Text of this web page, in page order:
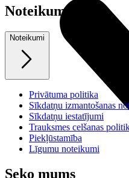
Noteikumi
Noteikumi
Privātuma politika
Sīkdatņu izmantošanas
Sīkdatņu iestatījumi
Trauksmes celšanas
Piekļūstamība
Līgumu noteikumi
Seko mums